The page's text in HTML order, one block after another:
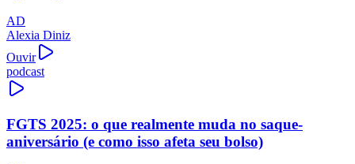
AD
Alexia Diniz
Ouvir
podcast
FGTS 2025: o que realmente muda no saque-
aniversário (e como isso afeta seu bolso)